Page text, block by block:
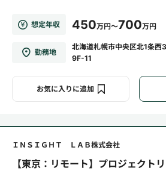
想定年収 450万円～700万円
勤務地
北海道札幌市中央区北1条
9F-11
お気に入りに追加
ＩＮＳＩＧＨＴ ＬＡＢ株式会社
【東京：リモート】プロジェクト